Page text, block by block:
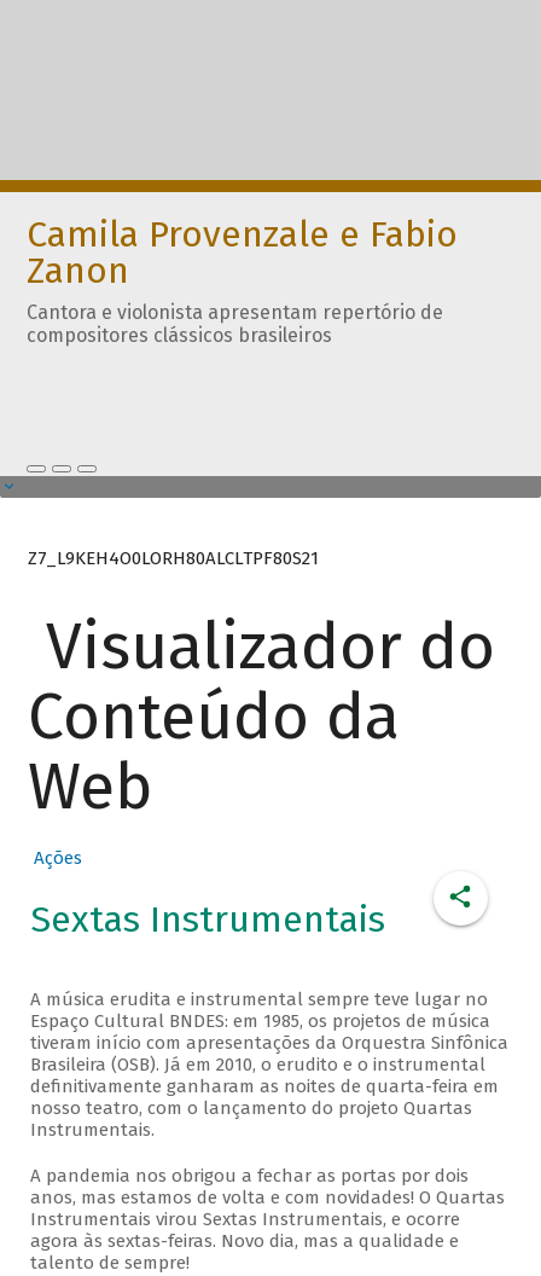
Camila Provenzale e Fabio
Zanon
Cantora e violonista apresentam repertório de
compositores clássicos brasileiros
Z7_L9KEH4O0LORH80ALCLTPF80S21
Visualizador do
Conteúdo da
Web
Ações
Sextas Instrumentais
A música erudita e instrumental sempre teve lugar no
Espaço Cultural BNDES: em 1985, os projetos de música
tiveram início com apresentações da Orquestra Sinfônica
Brasileira (OSB). Já em 2010, o erudito e o instrumental
definitivamente ganharam as noites de quarta-feira em
nosso teatro, com o lançamento do projeto Quartas
Instrumentais.
A pandemia nos obrigou a fechar as portas por dois
anos, mas estamos de volta e com novidades! O Quartas
Instrumentais virou Sextas Instrumentais, e ocorre
agora às sextas-feiras. Novo dia, mas a qualidade e
talento de sempre!